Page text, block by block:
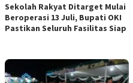
Sekolah Rakyat Ditarget Mulai
Beroperasi 13 Juli, Bupati OKI
Pastikan Seluruh Fasilitas Siap